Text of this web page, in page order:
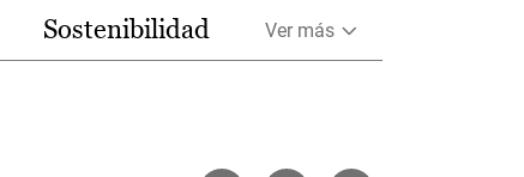
Sostenibilidad Ver más